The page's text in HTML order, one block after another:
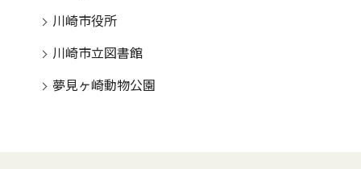
川崎市役所
川崎市立図書館
夢見ヶ崎動物公園